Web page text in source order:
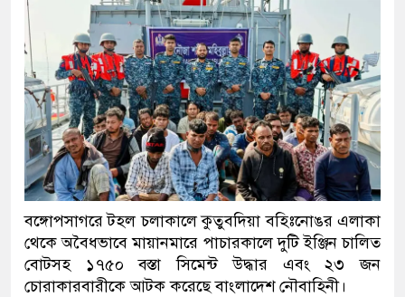
বঙ্গোপসাগরে টহল চলাকালে কুতুবদিয়া বহিঃনোঙর এলাকা
থেকে অবৈধভাবে মায়ানমারে পাচারকালে দুটি ইঞ্জিন চালিত
বোটসহ ১৭৫০ বস্তা সিমেন্ট উদ্ধার এবং ২৩ জন
চোরাকারবারীকে আটক করেছে বাংলাদেশ নৌবাহিনী।